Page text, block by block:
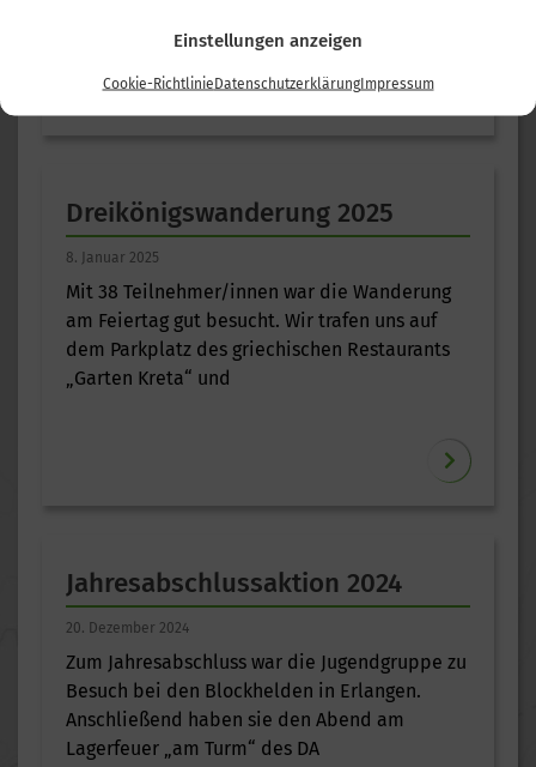
Einstellungen anzeigen
Cookie-RichtlinieDatenschutzerklärungImpressum
Dreikönigswanderung 2025
8. Januar 2025
Mit 38 Teilnehmer/innen war die Wanderung
am Feiertag gut besucht. Wir trafen uns auf
dem Parkplatz des griechischen Restaurants
„Garten Kreta“ und
Jahresabschlussaktion 2024
20. Dezember 2024
Zum Jahresabschluss war die Jugendgruppe zu
Besuch bei den Blockhelden in Erlangen.
Anschließend haben sie den Abend am
Lagerfeuer „am Turm“ des DA